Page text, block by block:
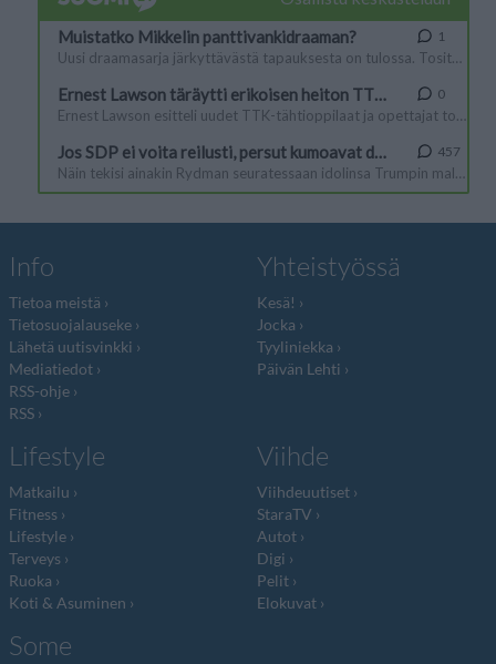
Info
Tietoa meistä
Tietosuojalauseke
Lähetä uutisvinkki
Mediatiedot
RSS-ohje
RSS
Yhteistyössä
Kesä!
Jocka
Tyyliniekka
Päivän Lehti
Lifestyle
Matkailu
Fitness
Lifestyle
Terveys
Ruoka
Koti & Asuminen
Viihde
Viihdeuutiset
StaraTV
Autot
Digi
Pelit
Elokuvat
Some